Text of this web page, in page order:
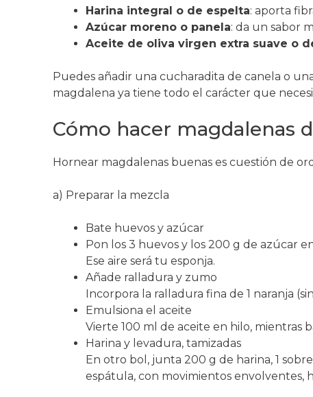
Harina integral o de espelta: aporta
Azúcar moreno o panela: da un sabor
Aceite de oliva virgen extra suave o
Puedes añadir una cucharadita de canela o
magdalena ya tiene todo el carácter que
Cómo hacer magdalenas
Hornear magdalenas buenas es cuestión de
a) Preparar la mezcla
Bate huevos y azúcar
Pon los 3 huevos y los 200 g de azúcar
Ese aire será tu esponja.
Añade ralladura y zumo
Incorpora la ralladura fina de 1 naranja
Emulsiona el aceite
Vierte 100 ml de aceite en hilo, mientras
Harina y levadura, tamizadas
En otro bol, junta 200 g de harina, 1
espátula, con movimientos envolventes,